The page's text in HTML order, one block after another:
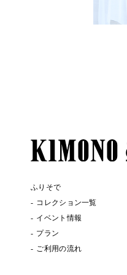
ふりそで
コレクション一覧
イベント情報
プラン
ご利用の流れ